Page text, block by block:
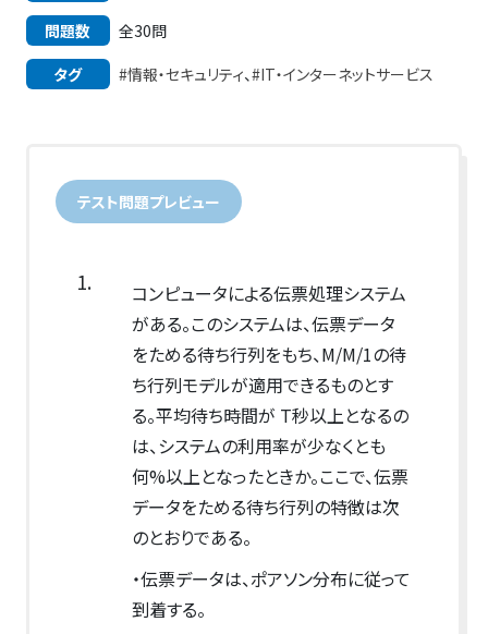
問題数
全30問
タグ
#情報・セキュリティ、#IT・インターネットサービス
テスト問題プレビュー
1.
コンピュータによる伝票処理システム
がある。このシステムは、伝票データ
をためる待ち行列をもち、M/M/1の待
ち行列モデルが適用できるものとす
る。平均待ち時間が T秒以上となるの
は、システムの利用率が少なくとも
何%以上となったときか。ここで、伝票
データをためる待ち行列の特徴は次
のとおりである。
・伝票データは、ポアソン分布に従って
到着する。